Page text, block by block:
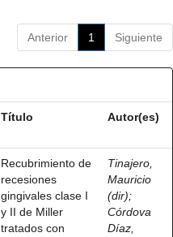
Anterior 1 Siguiente
Título Autor(es)
Recubrimiento de
recesiones
gingivales clase I
y II de Miller
tratados con
Tinajero,
Mauricio
(dir);
Córdova
Díaz,